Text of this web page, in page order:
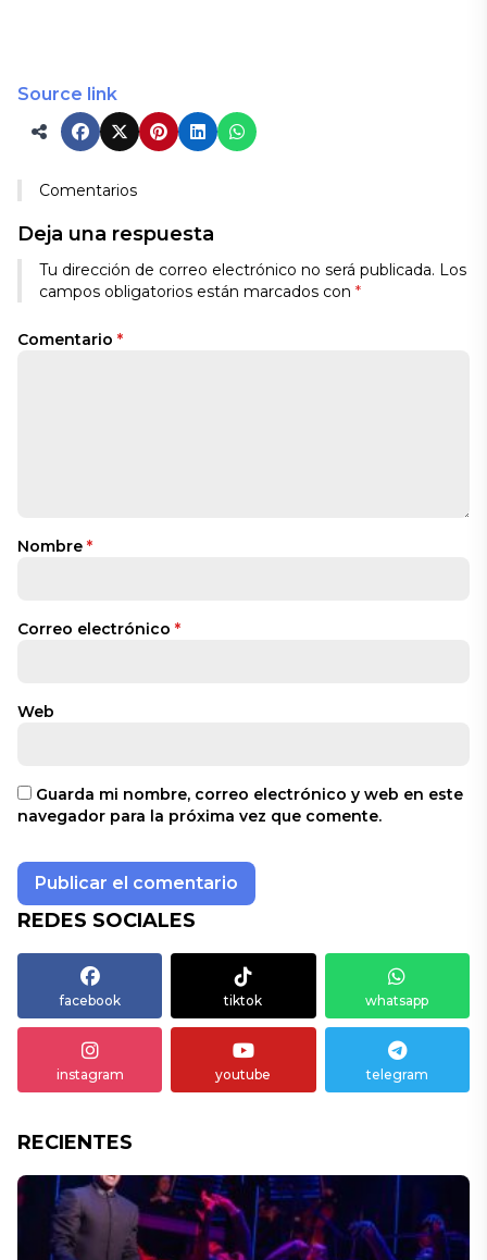
Source link
Comentarios
Deja una respuesta
Tu dirección de correo electrónico no será publicada. Los
campos obligatorios están marcados con *
Comentario *
Nombre *
Correo electrónico *
Web
Guarda mi nombre, correo electrónico y web en este
navegador para la próxima vez que comente.
REDES SOCIALES
facebook tiktok whatsapp
instagram youtube telegram
RECIENTES